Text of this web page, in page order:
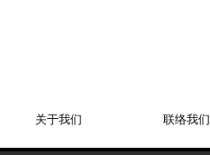
关于我们 联络我们